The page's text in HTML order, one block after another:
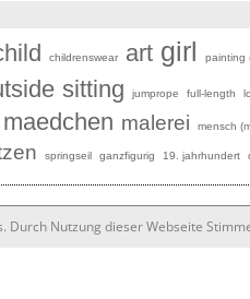
Durch Nutzung dieser Webseite
childrenswear art girl painting
sitting jumprope full-length
maedchen malerei mensch
springseil ganzfigurig 19. jahrhundert